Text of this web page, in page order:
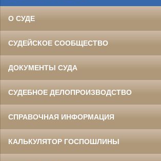
О СУДЕ
СУДЕЙСКОЕ СООБЩЕСТВО
ДОКУМЕНТЫ СУДА
СУДЕБНОЕ ДЕЛОПРОИЗВОДСТВО
СПРАВОЧНАЯ ИНФОРМАЦИЯ
КАЛЬКУЛЯТОР ГОСПОШЛИНЫ